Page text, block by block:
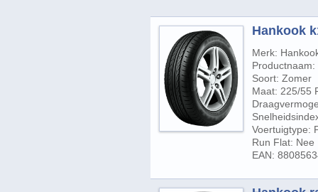
Hankook
Merk:
Productnaam:
Soort: Zomer
Maat: 225/55
Voertuigtype:
Run Flat: Nee
EAN: